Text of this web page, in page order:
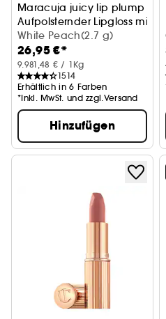
Maracuja juicy lip plump
Aufpolsternder Lipgloss mit
White Peach(2.7 g)
26,95 €*
9.981,48 € / 1Kg
1514
Erhältlich in 6 Farben
*Inkl. MwSt. und zzgl.Versand
Hinzufügen